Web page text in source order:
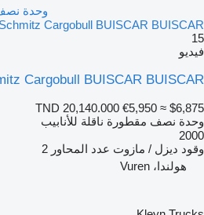
وحدة نصف
Schmitz Cargobull BUISCAR BUISCAR
15
فيديو
Cargobull BUISCAR BUISCAR
TND 20,140.000 €5,950 ≈ $6,875
وحدة نصف مقطورة ناقلة للأنابيب
2000
وقود ديزل / مازوت عدد المحاور 2
هولندا، Vuren